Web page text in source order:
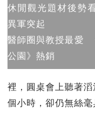
休閒觀光題材後勢
異軍突起
醫師圈與教授最愛
公園》熱銷
裡，圓桌會上聽著
個小時，卻仍無絲